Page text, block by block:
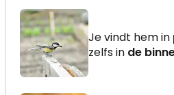
Je vindt hem in
zelfs in de